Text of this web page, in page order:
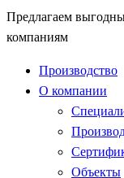
Предлагаем
компаниям
Производство
О компании
Объекты